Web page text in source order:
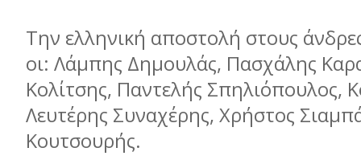
Την ελληνική αποστολή στους
οι: Λάμπης Δημουλάς, Πασχάλης
Κολίτσης, Παντελής Σπηλιόπουλος,
Λευτέρης Συναχέρης, Χρήστος
Κουτσουρής.